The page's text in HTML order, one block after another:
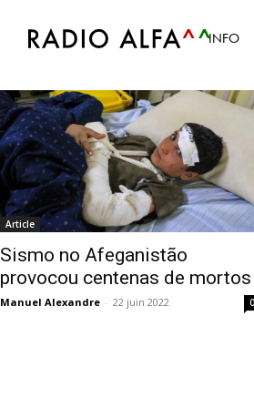
INFO
Accueil Tags Afeganistão
Tag: afeganistão
Article
Sismo no Afeganistão
provocou centenas de mortos
Manuel Alexandre - 22 juin 2022 0